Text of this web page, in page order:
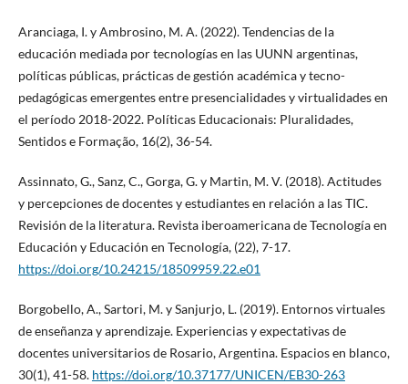
Aranciaga, I. y Ambrosino, M. A. (2022). Tendencias de la
educación mediada por tecnologías en las UUNN argentinas,
políticas públicas, prácticas de gestión académica y tecno-
pedagógicas emergentes entre presencialidades y virtualidades en
el período 2018-2022. Políticas Educacionais: Pluralidades,
Sentidos e Formação, 16(2), 36-54.
Assinnato, G., Sanz, C., Gorga, G. y Martin, M. V. (2018). Actitudes
y percepciones de docentes y estudiantes en relación a las TIC.
Revisión de la literatura. Revista iberoamericana de Tecnología en
Educación y Educación en Tecnología, (22), 7-17.
https://doi.org/10.24215/18509959.22.e01
Borgobello, A., Sartori, M. y Sanjurjo, L. (2019). Entornos virtuales
de enseñanza y aprendizaje. Experiencias y expectativas de
docentes universitarios de Rosario, Argentina. Espacios en blanco,
30(1), 41-58. https://doi.org/10.37177/UNICEN/EB30-263